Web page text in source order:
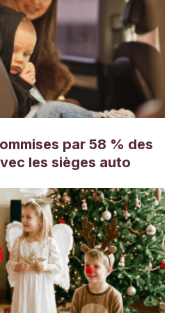
par 58 % des
les sièges auto